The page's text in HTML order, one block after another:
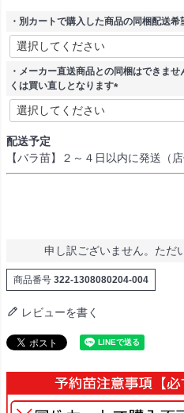
・別カートで購入した商品の同梱配送
・メーカー直送商品との同梱はできま
くは買い直しとなります
(
配送予定
【バラ苗】２～４日以内に発送（店
申し訳ございません。ただ
商品番号 322-1308080204-004
レビューを書く